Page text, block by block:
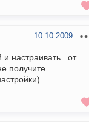
10.10.2009
и настраивать...от
получите.